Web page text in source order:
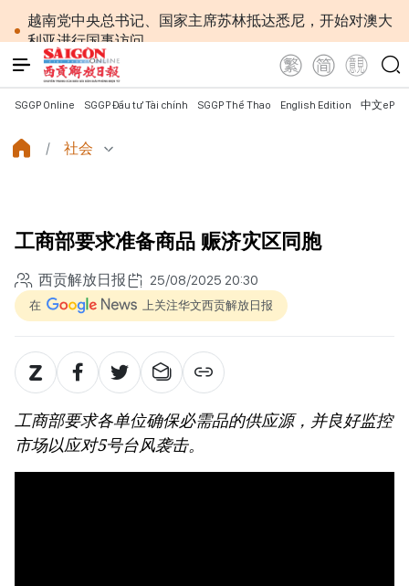
越南党中央总书记、国家主席苏林抵达悉尼，开始对澳大
利亚进行国事访问
越南第十六届国会第一次非常规会议：确保银行系统
安全与数字经济发展
越南共产党中央总书记、国家主席苏林对澳大利亚和
为进一步深化越澳关系注入新动力
外交部长黎怀忠：让东盟不仅适应时代，更主动塑造
越南第十六届国会第一次非常规会议：简化行政手续
越南国会主席陈青敏会见美国驻越南大使詹妮弗·威克
斯
越南共产党中央总书记、国家主席苏林将对澳大利亚
政府总理黎明兴：网络安全必须做到“维护系统”与
“保护人员”紧密结合
SGGP Online SGGP Đầu tư Tài chính SGGP Thể Thao English Edition 中文
社会
工商部要求准备商品 赈济灾区同胞
西贡解放日报 25/08/2025 20:30
在 上关注华文西贡解放日报
工商部要求各单位确保必需品的供应源，并良好监控
市场以应对5号台风袭击。